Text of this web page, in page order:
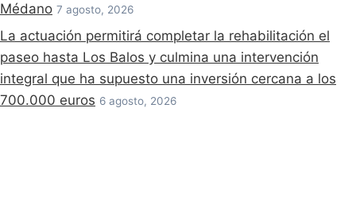
Médano 7 agosto, 2026
La actuación permitirá completar la rehabilitación el
paseo hasta Los Balos y culmina una intervención
integral que ha supuesto una inversión cercana a los
700.000 euros 6 agosto, 2026